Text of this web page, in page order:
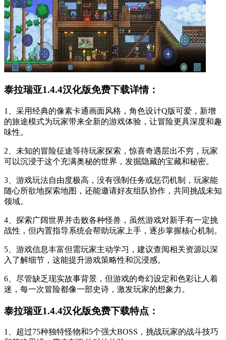
泰拉瑞亚1.4.4汉化版免费下载详情：
1、采用经典的像素卡通画面风格，角色设计Q版可爱，新增
的旅途模式为玩家带来全新的游戏体验，让冒险更具深度和趣
味性。
2、未知的冒险征途等待玩家探索，惊喜奇遇层出不穷，玩家
可以沉浸于这个充满奥秘的世界，发掘隐藏的宝藏和秘密。
3、游戏玩法自由度极高，没有强制任务或惩罚机制，玩家能
随心所欲地探索地图，还能邀请好友组队协作，共同挑战未知
领域。
4、探索广阔世界并击败各种怪兽，虽然游戏对新手有一定挑
战性，但内置指导系统会帮助玩家上手，逐步掌握核心机制。
5、游戏信息丰富但需玩家主动学习，建议查阅相关资源以深
入了解细节，这能提升游戏策略性和沉浸感。
6、尽管缺乏现实故事背景，但游戏的奇幻设定和色彩让人着
迷，每一次冒险都像一部史诗，激发玩家的想象力。
泰拉瑞亚1.4.4汉化版免费下载特点：
1、超过75种独特怪物和5个强大BOSS，挑战玩家的战斗技巧